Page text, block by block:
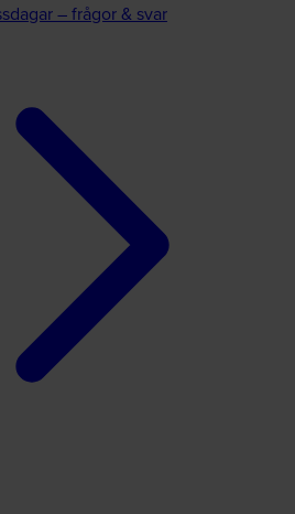
– frågor & svar